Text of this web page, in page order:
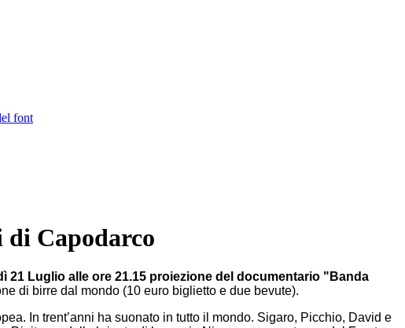
di Capodarco
21 Luglio alle ore 21.15 proiezione del documentario "Banda
di birre dal mondo (10 euro biglietto e due bevute).
In trent’anni ha suonato in tutto il mondo. Sigaro, Picchio, David e